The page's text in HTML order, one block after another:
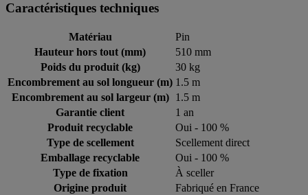
Caractéristiques techniques
Matériau
Pin
Hauteur hors tout (mm)
510 mm
Poids du produit (kg)
30 kg
Encombrement au sol longueur (m) 1.5 m
Encombrement au sol largeur (m)
1.5 m
Garantie client
1 an
Produit recyclable
Oui - 100 %
Type de scellement
Scellement direct
Emballage recyclable
Oui - 100 %
Type de fixation
À sceller
Origine produit
Fabriqué en France